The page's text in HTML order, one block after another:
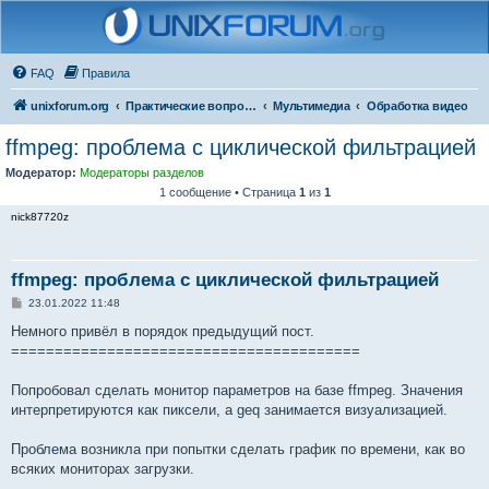
FAQ Правила
unixforum.org Практические вопросы Мультимедиа Обработка видео
ffmpeg: проблема с циклической фильтрацией
Модератор: Модераторы разделов
1 сообщение • Страница 1 из 1
nick87720z
ffmpeg: проблема с циклической фильтрацией
С
о
щ
и
е
23.01.2022 11:48
Немного привёл в порядок предыдущий пост.
========================================
Попробовал сделать монитор параметров на базе ffmpeg. Значения
интерпретируются как пиксели, а geq занимается визуализацией.
Проблема возникла при попытки сделать график по времени, как во
всяких мониторах загрузки.